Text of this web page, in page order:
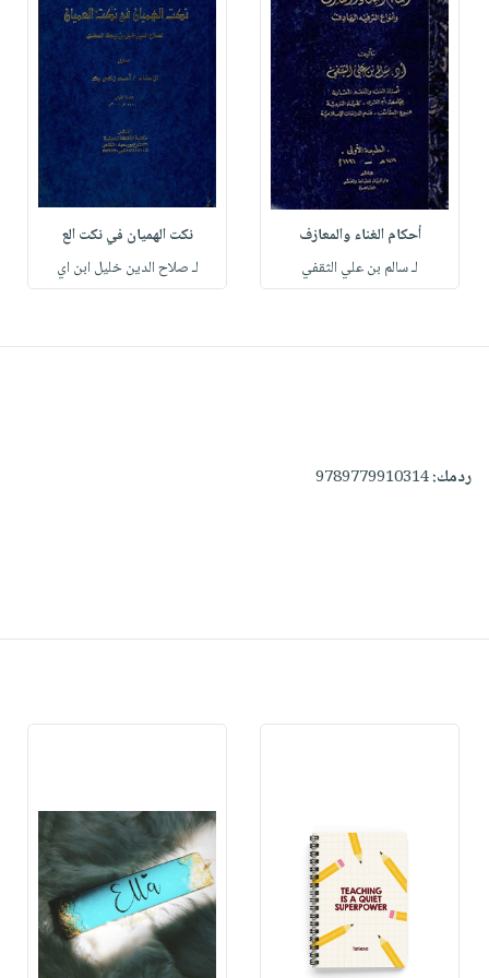
أحكام الغناء والمعازف
لـ سالم بن علي الثقفي
نكت الهميان في نكت الع
لـ صلاح الدين خليل ابن اي
ردمك:9789779910314